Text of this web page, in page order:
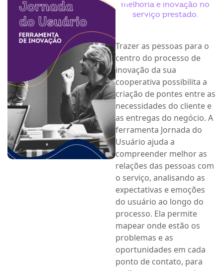
melhoria e inovação no
serviço prestado.
Trazer as pessoas para o
centro do processo de
inovação da sua
cooperativa possibilita a
criação de pontes entre as
necessidades do cliente e
as entregas do negócio. A
ferramenta Jornada do
Usuário ajuda a
compreender melhor as
relações das pessoas com
o serviço, analisando as
expectativas e emoções
do usuário ao longo do
processo. Ela permite
mapear onde estão os
problemas e as
oportunidades em cada
ponto de contato, para